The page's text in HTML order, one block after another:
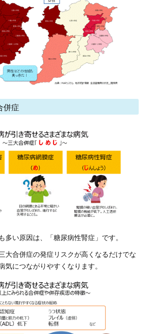
併症
多い原因は、「糖尿病性腎症」です。
大合併症の発症リスクが高くなるだけでな
気につながりやすくなります。